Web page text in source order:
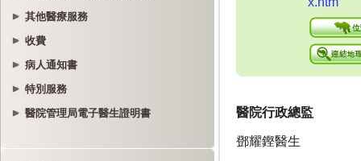
其他醫療服務
收費
病人通知書
特別服務
醫院管理局電子醫生證明書